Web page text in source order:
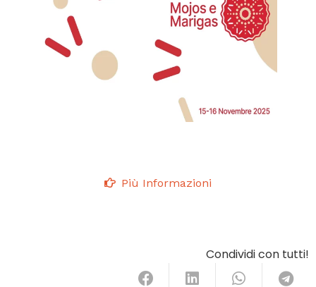
Più Informazioni
Condividi con tutti!